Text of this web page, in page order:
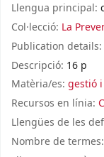
Llengua principal:
Col·lecció: La
Publication details:
Descripció: 16 p
Matèria/es: gestió
Recursos en línia:
Llengües de les
Nombre de termes: